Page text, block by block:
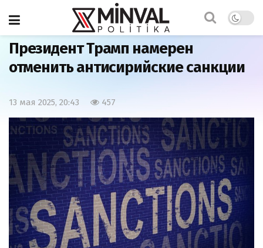
Главная
Президент Трамп намерен
отменить антисирийские санкции
13 мая 2025, 20:43 457